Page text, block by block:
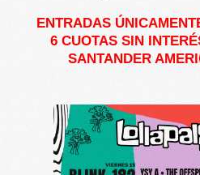
ENTRADAS
6 CUOTAS SIN
SANTANDER